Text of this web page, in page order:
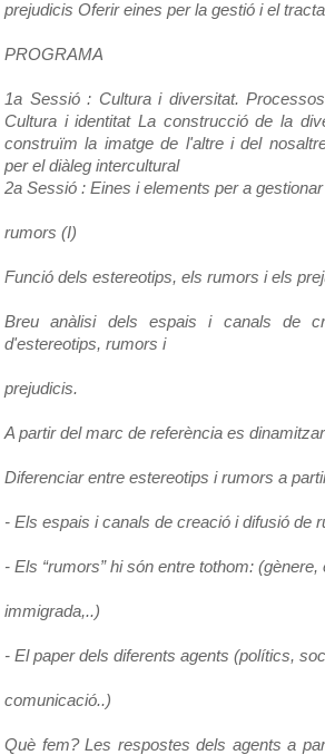
prejudicis Oferir eines per la gestió i el
PROGRAMA
1a Sessió : Cultura i diversitat.
Cultura i identitat La construcció de la
construïm la imatge de l'altre i del
per el diàleg intercultural
2a Sessió : Eines i elements per a
rumors (I)
Funció dels estereotips, els rumors i els
Breu anàlisi dels espais i canals de
d'estereotips, rumors i
prejudicis.
A partir del marc de referència es
Diferenciar entre estereotips i rumors a
- Els espais i canals de creació i difusió de
- Els “rumors” hi són entre tothom:
immigrada,..)
- El paper dels diferents agents (polítics,
comunicació..)
Què fem? Les respostes dels agents a